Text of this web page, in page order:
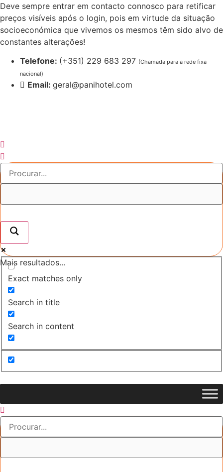
Pular
para
o
conteúdo
Deve sempre entrar em contacto connosco para retificar
preços visíveis após o login, pois em virtude da situação
socioeconómica que vivemos os mesmos têm sido alvo de
constantes alterações!
Telefone: (+351) 229 683 297 (Chamada para a rede fixa
nacional)
Email: geral@panihotel.com
Mais resultados...
Exact matches only
Search in title
Search in content